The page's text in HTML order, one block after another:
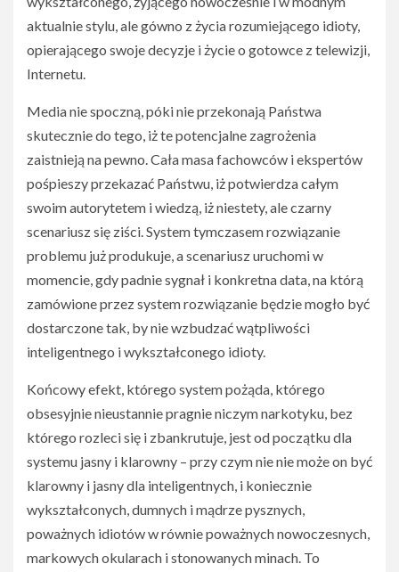
aktualnie stylu, ale gówno z życia rozumiejącego idioty,
opierającego swoje decyzje i życie o gotowce z telewizji,
Internetu.
Media nie spoczną, póki nie przekonają Państwa
skutecznie do tego, iż te potencjalne zagrożenia
zaistnieją na pewno. Cała masa fachowców i ekspertów
pośpieszy przekazać Państwu, iż potwierdza całym
swoim autorytetem i wiedzą, iż niestety, ale czarny
scenariusz się ziści. System tymczasem rozwiązanie
problemu już produkuje, a scenariusz uruchomi w
momencie, gdy padnie sygnał i konkretna data, na którą
zamówione przez system rozwiązanie będzie mogło być
dostarczone tak, by nie wzbudzać wątpliwości
inteligentnego i wykształconego idioty.
Końcowy efekt, którego system pożąda, którego
obsesyjnie nieustannie pragnie niczym narkotyku, bez
którego rozleci się i zbankrutuje, jest od początku dla
systemu jasny i klarowny – przy czym nie nie może on być
klarowny i jasny dla inteligentnych, i koniecznie
wykształconych, dumnych i mądrze pysznych,
poważnych idiotów w równie poważnych nowoczesnych,
markowych okularach i stonowanych minach. To